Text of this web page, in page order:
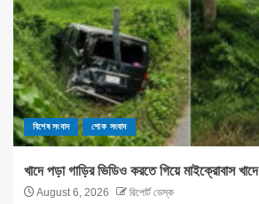
বিশেষ সংবাদ শোক সংবাদ
খাদে পড়া গাড়ির ভিডিও করতে গিয়ে মাইক্রোবাস খাদে
August 6, 2026 রিপোর্ট ডেস্ক